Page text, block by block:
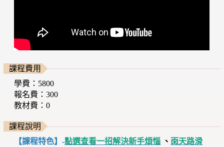
課程費用
學費：5800
報名費：300
教材費：0
課程說明
【課程特色】-點選查看一招解決新手煩惱 、 雨天路滑